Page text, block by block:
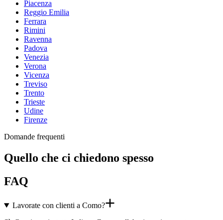
Piacenza
Reggio Emilia
Ferrara
Rimini
Ravenna
Padova
Venezia
Verona
Vicenza
Treviso
Trento
Trieste
Udine
Firenze
Domande frequenti
Quello che ci chiedono spesso
FAQ
Lavorate con clienti a Como?